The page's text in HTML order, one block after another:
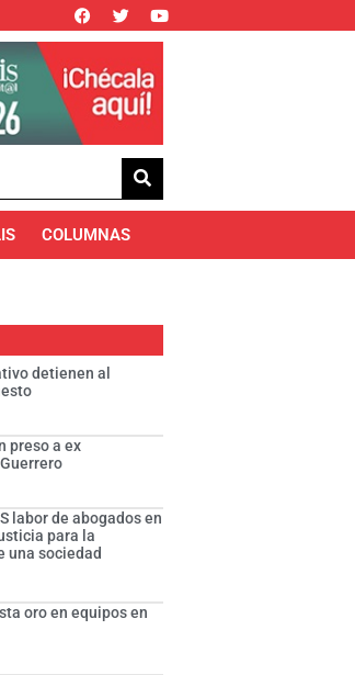
COLUMNAS
detienen al
preso a ex
labor de abogados en
para la
una sociedad
oro en equipos en